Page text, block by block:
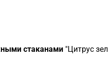
стаканами "Цитрус